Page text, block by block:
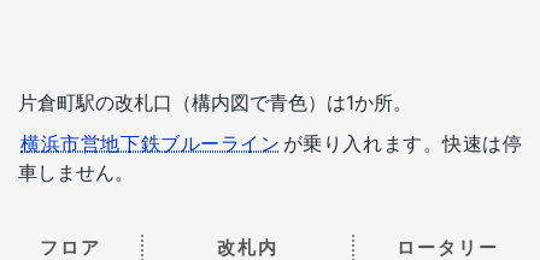
片倉町駅の改札口（構内図で青色）は1か所。
横浜市営地下鉄ブルーライン が乗り入れます。快速は停
車しません。
フロア 改札内 ロータリー